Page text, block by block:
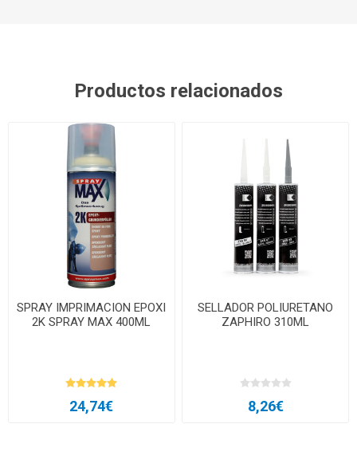
Productos relacionados
SPRAY IMPRIMACION EPOXI
2K SPRAY MAX 400ML
24,74€
SELLADOR POLIURETANO
ZAPHIRO 310ML
8,26€